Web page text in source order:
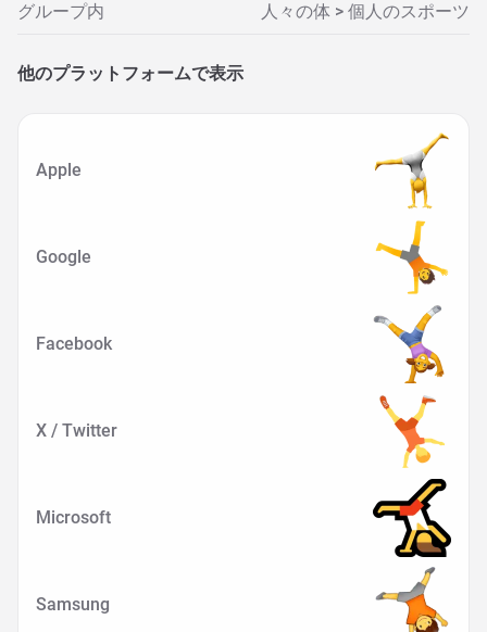
グループ内 人々の体 > 個人のスポーツ
他のプラットフォームで表示
Apple
Google
Facebook
X / Twitter
Microsoft
Samsung